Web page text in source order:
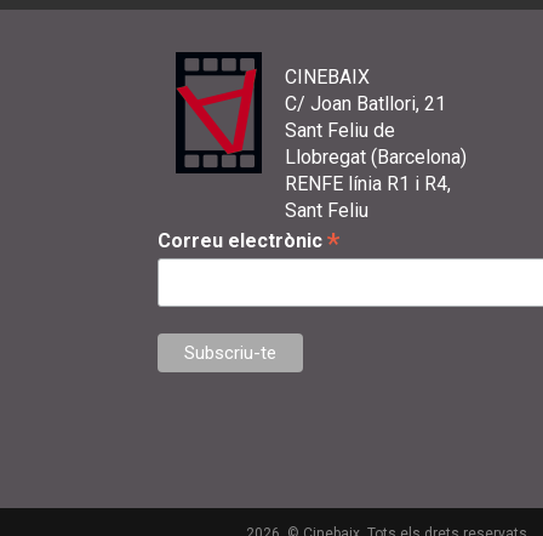
CINEBAIX
C/ Joan Batllori, 21
Sant Feliu de
Llobregat (Barcelona)
RENFE línia R1 i R4,
Sant Feliu
Correu electrònic *